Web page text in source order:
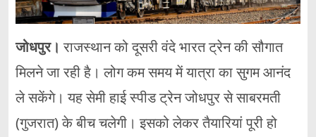
जोधपुर।राजस्थान को दूसरी वंदे भारत ट्रेन की सौगात
मिलने जा रही है। लोग कम समय में यात्रा का सुगम आनंद
ले सकेंगे। यह सेमी हाई स्पीड ट्रेन जोधपुर से साबरमती
(गुजरात) के बीच चलेगी। इसको लेकर तैयारियां पूरी हो